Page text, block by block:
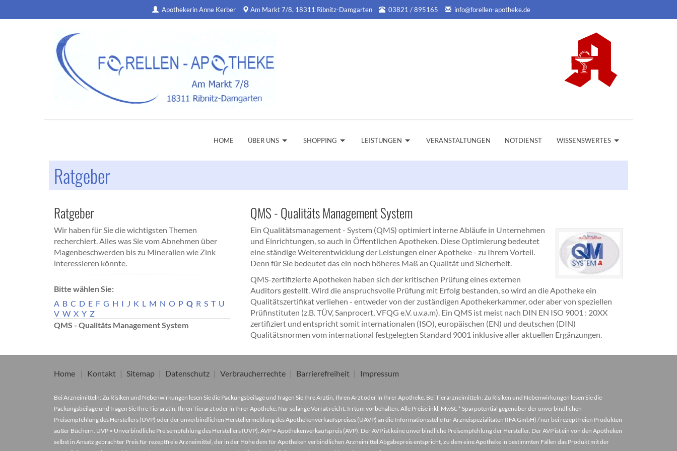
Apothekerin Anne Kerber Am Markt 7/8, 18311 Ribnitz-Damgarten 03821 / 895165 info@forellen-apotheke.de
HOME ÜBER UNS SHOPPING LEISTUNGEN VERANSTALTUNGEN NOTDIENST WISSENSWERTES
Ratgeber
Ratgeber
Wir haben für Sie die wichtigsten Themen
recherchiert. Alles was Sie vom Abnehmen über
Magenbeschwerden bis zu Mineralien wie Zink
interessieren könnte.
Bitte wählen Sie:
A B C D E F G H I J K L M N O P Q R S T U
V W X Y Z
QMS - Qualitäts Management System
QMS - Qualitäts Management System
Ein Qualitätsmanagement - System (QMS) optimiert interne Abläufe in Unternehmen
und Einrichtungen, so auch in Öffentlichen Apotheken. Diese Optimierung bedeutet
eine ständige Weiterentwicklung der Leistungen einer Apotheke - zu Ihrem Vorteil.
Denn für Sie bedeutet das ein noch höheres Maß an Qualität und Sicherheit.
QMS-zertifizierte Apotheken haben sich der kritischen Prüfung eines externen
Auditors gestellt. Wird die anspruchsvolle Prüfung mit Erfolg bestanden, so wird an die Apotheke ein
Qualitätszertifikat verliehen - entweder von der zuständigen Apothekerkammer, oder aber von speziellen
Prüfinstituten (z.B. TÜV, Sanprocert, VFQG e.V. u.v.a.m). Ein QMS ist meist nach DIN EN ISO 9001 : 20XX
zertifiziert und entspricht somit internationalen (ISO), europäischen (EN) und deutschen (DIN)
Qualitätsnormen vom international festgelegten Standard 9001 inklusive aller aktuellen Ergänzungen.
Home Kontakt Sitemap Datenschutz Verbraucherrechte Barrierefreiheit Impressum
Bei Arzneimitteln: Zu Risiken und Nebenwirkungen lesen Sie die Packungsbeilage und fragen Sie Ihre Ärztin, Ihren Arzt oder in Ihrer Apotheke. Bei Tierarzneimitteln: Zu Risiken und Nebenwirkungen lesen Sie die
Packungsbeilage und fragen Sie Ihre Tierärztin, Ihren Tierarzt oder in Ihrer Apotheke. Nur solange Vorrat reicht. Irrtum vorbehalten. Alle Preise inkl. MwSt. * Sparpotential gegenüber der unverbindlichen
Preisempfehlung des Herstellers (UVP) oder der unverbindlichen Herstellermeldung des Apothekenverkaufspreises (UAVP) an die Informationsstelle für Arzneispezialitäten (IFA GmbH) / nur bei rezeptfreien Produkten
außer Büchern. UVP = Unverbindliche Preisempfehlung des Herstellers (UVP). AVP = Apothekenverkaufspreis (AVP). Der AVP ist keine unverbindliche Preisempfehlung der Hersteller. Der AVP ist ein von den Apotheken
selbst in Ansatz gebrachter Preis für rezeptfreie Arzneimittel, der in der Höhe dem für Apotheken verbindlichen Arzneimittel Abgabepreis entspricht, zu dem eine Apotheke in bestimmten Fällen das Produkt mit der